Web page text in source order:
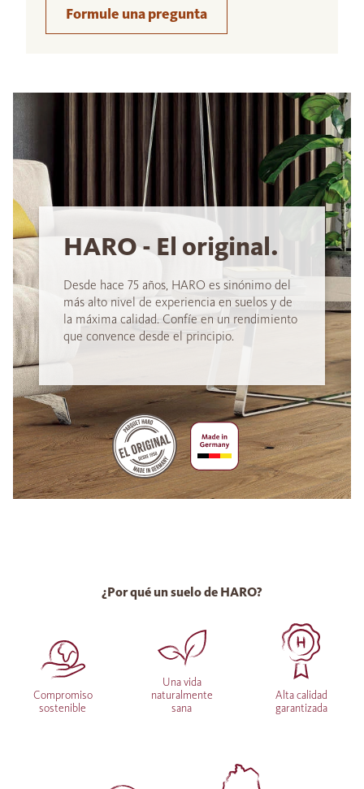
Formule una pregunta
HARO - El original.
Desde hace 75 años, HARO es sinónimo del
más alto nivel de experiencia en suelos y de
la máxima calidad. Confíe en un rendimiento
que convence desde el principio.
¿Por qué un suelo de HARO?
Compromiso
sostenible
Una vida
naturalmente
sana
Alta calidad
garantizada